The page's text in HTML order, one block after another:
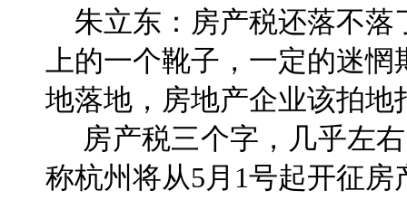
朱立东：房产税还落不落
上的一个靴子，一定的迷
地落地，房地产企业该拍地
房产税三个字，几乎左
称杭州将从5月1号起开征